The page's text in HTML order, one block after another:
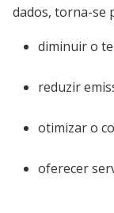
dados, torna-se
diminuir o
reduzir
otimizar o
oferecer